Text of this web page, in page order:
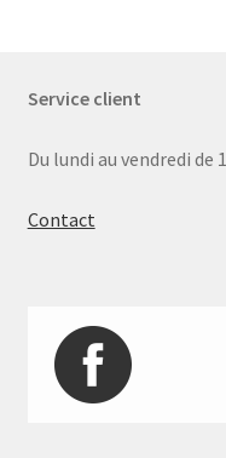
Service client
Du lundi au vendredi de
Contact